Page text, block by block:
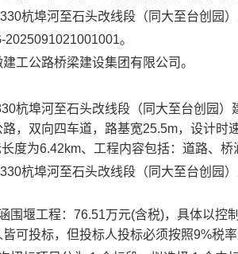
杭埠河至石头改线段（同大至台创园
2025091021001001。
建工公路桥梁建设集团有限公司。
杭埠河至石头改线段（同大至台创园
，双向四车道，路基宽25.5m，设计
度为6.42km、工程内容包括：道路、
杭埠河至石头改线段（同大至台创园
围堰工程： 76.51万元(含税)，具体以控
皆可投标，但投标人投标必须按照9%税